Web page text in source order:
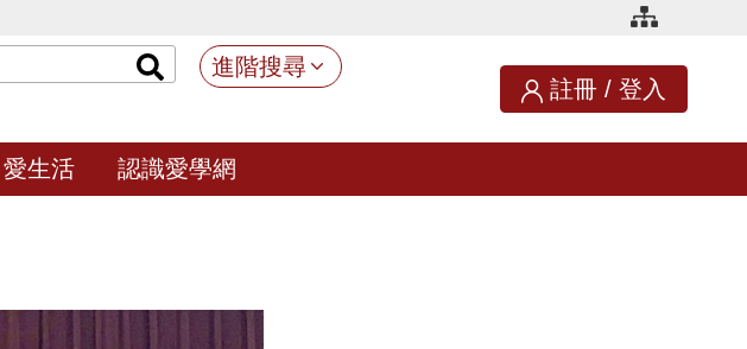
進階搜尋
註冊 / 登入
愛生活 認識愛學網